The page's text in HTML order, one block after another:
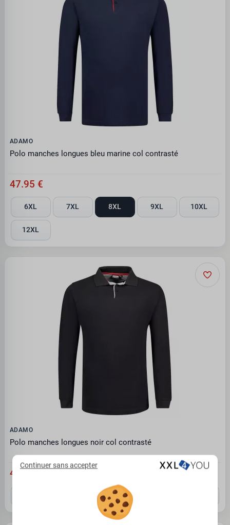
ADAMO
Polo manches longues bleu marine col contrasté
47.95 €
6XL 7XL 8XL 9XL 10XL
12XL
ADAMO
Polo manches longues noir col contrasté
47.95 €
8XL
Continuer sans accepter